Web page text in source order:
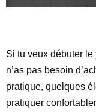
Si tu veux débuter
n’as pas besoin
pratique, quelques
pratiquer